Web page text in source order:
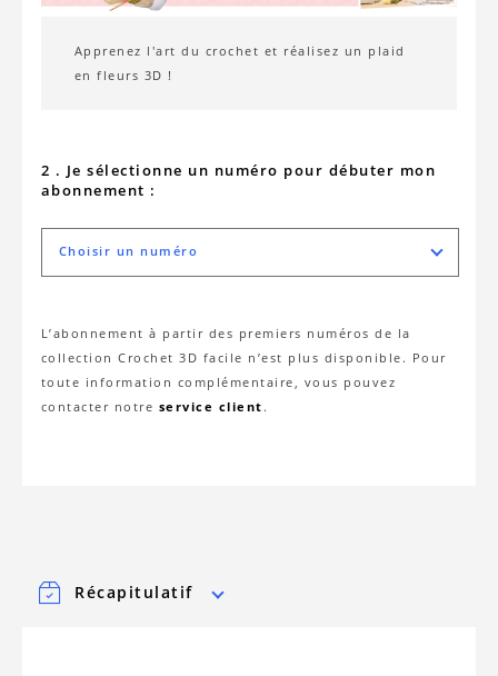
Apprenez l'art du crochet et réalisez un plaid
en fleurs 3D !
2 . Je sélectionne un numéro pour débuter mon
abonnement :
Choisir un numéro
L’abonnement à partir des premiers numéros de la
collection Crochet 3D facile n’est plus disponible. Pour
toute information complémentaire, vous pouvez
contacter notre service client .
Récapitulatif